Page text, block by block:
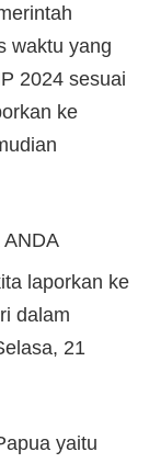
waktu yang
2024 sesuai
ke
laporkan ke
dalam
21
yaitu